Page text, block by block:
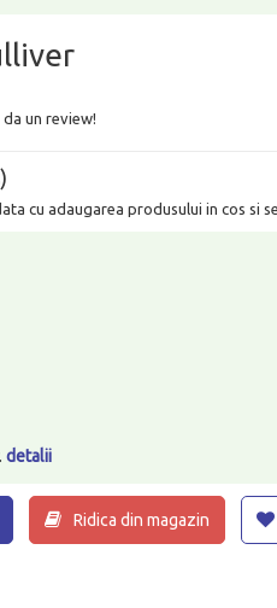
un review!
cu adaugarea produsului in cos si
detalii
Ridica din magazin